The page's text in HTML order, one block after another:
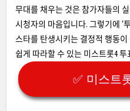
무대를 채우는 것은 참가자들의
시청자의 마음입니다. 그렇기에 ‘
스타를 탄생시키는 결정적 행동
쉽게 따라할 수 있는 미스트롯4
✅ 미스트